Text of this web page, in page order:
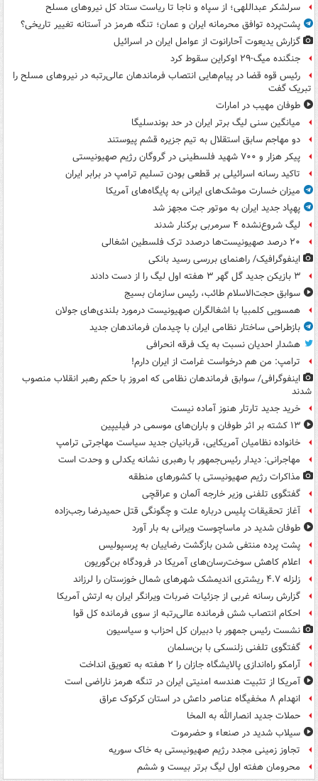
سرلشکر عبداللهی؛ از سپاه و ناجا تا ریاست ستاد کل نیروهای مسلح
پشت‌پرده توافق محرمانه ایران و عمان؛ تنگه هرمز در آستانه تغییر تاریخی؟
گزارش یدیعوت آحارانوت از عوامل ایران در اسرائیل
جنگنده میگ-۲۹ اوکراین سقوط کرد
رئیس قوه قضا در پیام‌هایی انتصاب‌ فرماندهان عالی‌رتبه در نیروهای مسلح را
تبریک گفت
طوفان مهیب در امارات
میانگین سنی لیگ برتر ایران در حد بوندسلیگا
دو مهاجم سابق استقلال به تیم جزیره قشم پیوستند
پیکر هزار و ۷۰۰ شهید فلسطینی در گروگان رژیم صهیونیستی
تاکید رسانه اسرائیلی بر قطعی بودن تسلیم ترامپ در برابر ایران
میزان خسارت موشک‌های ایرانی به پایگاه‌های آمریکا
پهپاد جدید ایران به موتور جت مجهز شد
لیگ شروع‌نشده ۴ سرمربی برکنار شدند
۲۰ درصد صهیونیست‌ها درصدد ترک فلسطین اشغالی
اینفوگرافیک/ راهنمای بررسی رسید بانکی
۳ بازیکن جدید گل گهر ۳ هفته اول لیگ را از دست دادند
سوابق حجت‌الاسلام طائب، رئیس سازمان بسیج
همسویی کلمبیا با اشغالگران صهیونیست درمورد بلندی‌های جولان
بازطراحی ساختار نظامی ایران با چیدمان فرماندهان جدید
هشدار احدیان نسبت به یک فرقه انحرافی
ترامپ: من هم درخواست غرامت از ایران دارم!
اینفوگرافی/ سوابق فرماندهان نظامی که امروز با حکم رهبر انقلاب منصوب
شدند
خرید جدید تارتار هنوز آماده نیست
۱۳ کشته بر اثر طوفان و باران‌های موسمی در فیلیپین
خانواده نظامیان آمریکایی، قربانیان جدید سیاست مهاجرتی ترامپ
مهاجرانی: دیدار رئیس‌جمهور با رهبری نشانه یکدلی و وحدت است
مذاکرات رژیم صهیونیستی با کشورهای منطقه
گفتگوی تلفنی وزیر خارجه آلمان و عراقچی
آغاز تحقیقات پلیس درباره علت و چگونگی قتل حمیدرضا رجب‌زاده
طوفان شدید در ماساچوست ویرانی به بار آورد
پشت پرده منتفی شدن بازگشت رضاییان به پرسپولیس
اعلام کاهش سوخت‌رسان‌های آمریکا در فرودگاه بن‌گوریون
زلزله ۴.۷ ریشتری اندیمشک شهرهای شمال خوزستان را لرزاند
گزارش رسانه غربی از جزئیات ضربات ویرانگر ایران به ارتش آمریکا
احکام انتصاب شش فرمانده عالی‌رتبه از سوی فرمانده کل قوا
نشست رئیس جمهور با دبیران کل احزاب و سیاسیون
گفتگوی تلفنی زلنسکی با بن‌سلمان
آرامکو راه‌اندازی پالایشگاه جازان را ۲ هفته به تعویق انداخت
آمریکا از تثبیت هندسه امنیتی ایران در تنگه هرمز ناراضی است
انهدام ۸ مخفیگاه عناصر داعش در استان کرکوک عراق
حملات جدید انصارالله به المخا
سیلاب شدید در صنعاء و حضرموت
تجاوز زمینی مجدد رژیم صهیونیستی به خاک سوریه
محرومان هفته اول لیگ برتر بیست و ششم